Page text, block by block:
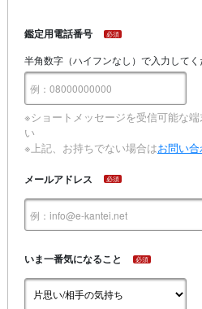
鑑定用電話番号 必須
半角数字（ハイフンなし）で入力して
※ショートメッセージを受信可能な
い
※上記、お持ちでない場合はお問い
メールアドレス 必須
いま一番気になること 必須